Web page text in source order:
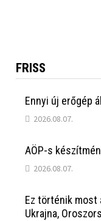
FRISS
Ennyi új erőgép
2026.08.07.
AÖP-s
2026.08.07.
Ez történik most
Ukrajna,